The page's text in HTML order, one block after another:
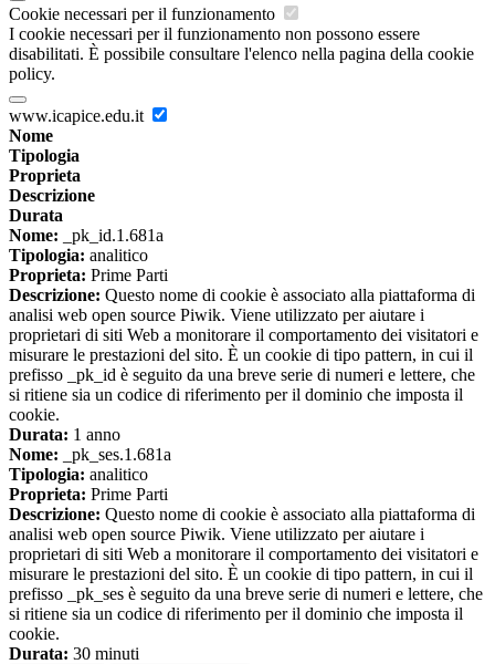
Cookie necessari per il funzionamento
I cookie necessari per il funzionamento non possono essere
disabilitati. È possibile consultare l'elenco nella pagina della cookie
policy.
www.icapice.edu.it
Nome
Tipologia
Proprieta
Descrizione
Durata
Nome: _pk_id.1.681a
Tipologia: analitico
Proprieta: Prime Parti
Descrizione: Questo nome di cookie è associato alla piattaforma di
analisi web open source Piwik. Viene utilizzato per aiutare i
proprietari di siti Web a monitorare il comportamento dei visitatori e
misurare le prestazioni del sito. È un cookie di tipo pattern, in cui il
prefisso _pk_id è seguito da una breve serie di numeri e lettere, che
si ritiene sia un codice di riferimento per il dominio che imposta il
cookie.
Durata: 1 anno
Nome: _pk_ses.1.681a
Tipologia: analitico
Proprieta: Prime Parti
Descrizione: Questo nome di cookie è associato alla piattaforma di
analisi web open source Piwik. Viene utilizzato per aiutare i
proprietari di siti Web a monitorare il comportamento dei visitatori e
misurare le prestazioni del sito. È un cookie di tipo pattern, in cui il
prefisso _pk_ses è seguito da una breve serie di numeri e lettere, che
si ritiene sia un codice di riferimento per il dominio che imposta il
cookie.
Durata: 30 minuti